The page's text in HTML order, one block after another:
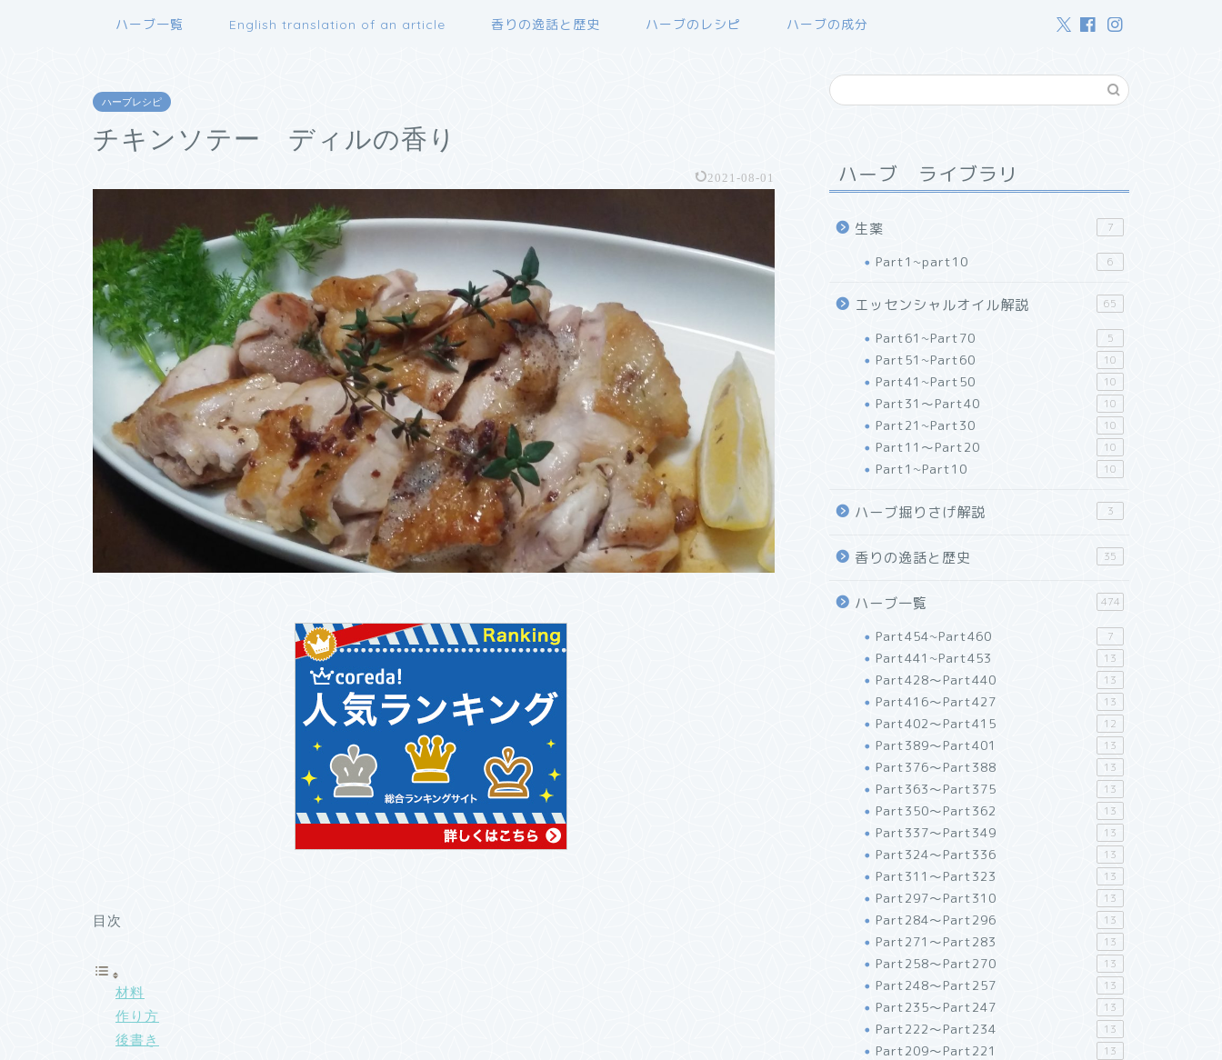
ハーブ一覧 English translation of an article 香りの逸話と歴史 ハーブのレシピ ハーブの成分
ハーブレシピ
チキンソテー ディルの香り
2021-08-01
目次
材料
作り方
後書き
ハーブ ライブラリ
生薬 7
Part1~part10 6
エッセンシャルオイル解説 65
Part61~Part70 5
Part51~Part60 10
Part41~Part50 10
Part31～Part40 10
Part21~Part30 10
Part11～Part20 10
Part1~Part10 10
ハーブ掘りさげ解説 3
香りの逸話と歴史 35
ハーブ一覧 474
Part454~Part460 7
Part441~Part453 13
Part428～Part440 13
Part416～Part427 13
Part402～Part415 12
Part389～Part401 13
Part376～Part388 13
Part363～Part375 13
Part350～Part362 13
Part337～Part349 13
Part324～Part336 13
Part311～Part323 13
Part297～Part310 13
Part284～Part296 13
Part271～Part283 13
Part258～Part270 13
Part248～Part257 13
Part235～Part247 13
Part222～Part234 13
Part209～Part221 13